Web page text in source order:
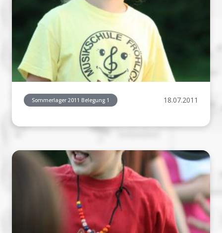
Sommerlager 2011 Belegung 1 18.07.2011